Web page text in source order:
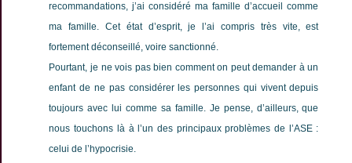
recommandations, j’ai considéré ma famille d’accueil comme
ma famille. Cet état d’esprit, je l’ai compris très vite, est
fortement déconseillé, voire sanctionné.
Pourtant, je ne vois pas bien comment on peut demander à un
enfant de ne pas considérer les personnes qui vivent depuis
toujours avec lui comme sa famille. Je pense, d’ailleurs, que
nous touchons là à l’un des principaux problèmes de l’ASE :
celui de l’hypocrisie.